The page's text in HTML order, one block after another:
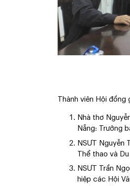
Thành viên Hội đồng
Nhà thơ
Nẵng: Trưởng
NSƯT Nguyễn
Thể thao và
NSƯT Trần
hiệp các Hội